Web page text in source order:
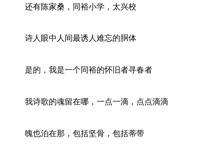
还有陈家桑，同裕小学，太兴校
诗人眼中人间最诱人难忘的胴体
是的，我是一个同裕的怀旧者寻春者
我诗歌的魂留在哪，一点一滴，点点滴滴
魄也泊在那，包括坚骨，包括蒂带